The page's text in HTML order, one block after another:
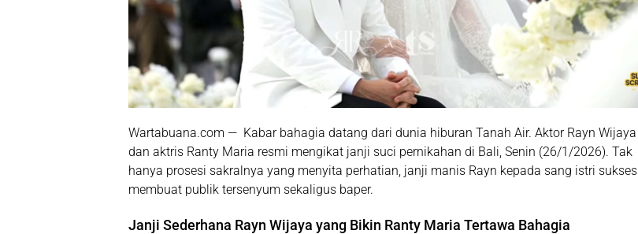
Wartabuana.com — Kabar bahagia datang dari dunia hiburan Tanah Air. Aktor Rayn Wijaya
dan aktris Ranty Maria resmi mengikat janji suci pernikahan di Bali, Senin (26/1/2026). Tak
hanya prosesi sakralnya yang menyita perhatian, janji manis Rayn kepada sang istri sukses
membuat publik tersenyum sekaligus baper.
Janji Sederhana Rayn Wijaya yang Bikin Ranty Maria Tertawa Bahagia